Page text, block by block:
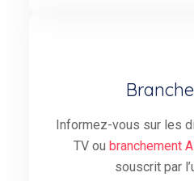
Informez-vous sur les
TV ou branchement
souscrit par